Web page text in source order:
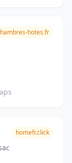
hotes.fr
homefr.click